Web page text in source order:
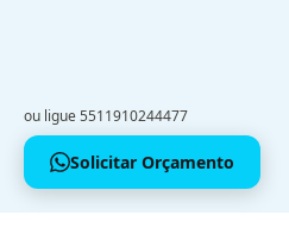
ou ligue 5511910244477
Solicitar Orçamento